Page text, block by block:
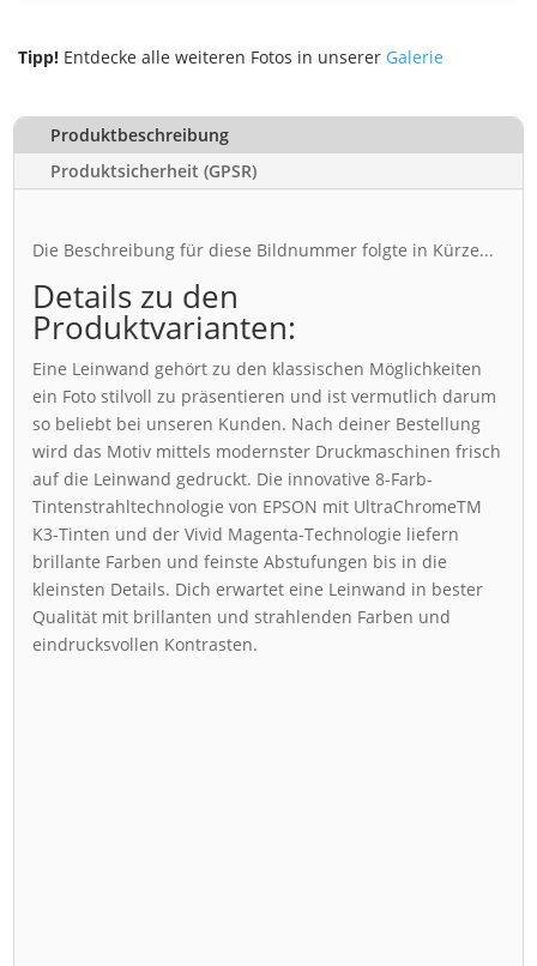
Tipp! Entdecke alle weiteren Fotos in unserer Galerie
Produktbeschreibung
Produktsicherheit (GPSR)
Die Beschreibung für diese Bildnummer folgte in Kürze...
Details zu den
Produktvarianten:
Eine Leinwand gehört zu den klassischen Möglichkeiten
ein Foto stilvoll zu präsentieren und ist vermutlich darum
so beliebt bei unseren Kunden. Nach deiner Bestellung
wird das Motiv mittels modernster Druckmaschinen frisch
auf die Leinwand gedruckt. Die innovative 8-Farb-
Tintenstrahltechnologie von EPSON mit UltraChromeTM
K3-Tinten und der Vivid Magenta-Technologie liefern
brillante Farben und feinste Abstufungen bis in die
kleinsten Details. Dich erwartet eine Leinwand in bester
Qualität mit brillanten und strahlenden Farben und
eindrucksvollen Kontrasten.